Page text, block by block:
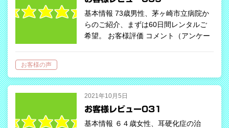
基本情報 73歳男性、茅ヶ崎市立病院か
らのご紹介、まずは60日間レンタルご
希望。 お客様評価 コメント（アンケー
お客様の声
2021年10月5日
お客様レビュー031
基本情報 ６４歳女性、耳硬化症の治